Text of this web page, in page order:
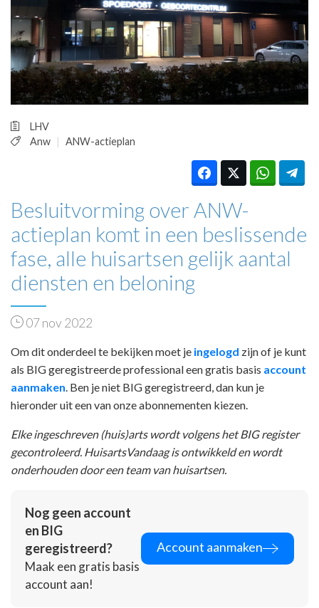
PRAKTIJKZAKEN
TARIEVEN
VPHUISARTSEN
MEDISCHE VAKHANDEL
INLOGGEN
LHV
Anw
ANW-actieplan
Besluitvorming over ANW-
actieplan komt in een beslissende
fase, alle huisartsen gelijk aantal
diensten en beloning
07 nov 2022
Om dit onderdeel te bekijken moet je ingelogd zijn of je kunt
als BIG geregistreerde professional een gratis basis account
aanmaken . Ben je niet BIG geregistreerd, dan kun je
hieronder uit een van onze abonnementen kiezen.
Elke ingeschreven (huis)arts wordt volgens het BIG register
gecontroleerd. HuisartsVandaag is ontwikkeld en wordt
onderhouden door een team van huisartsen.
Nog geen account
en BIG
geregistreerd?
Maak een gratis basis
account aan!
Account aanmaken